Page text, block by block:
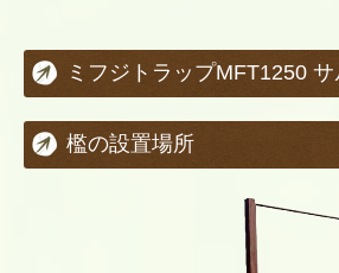
ミフジトラップMFT1250
檻の設置場所